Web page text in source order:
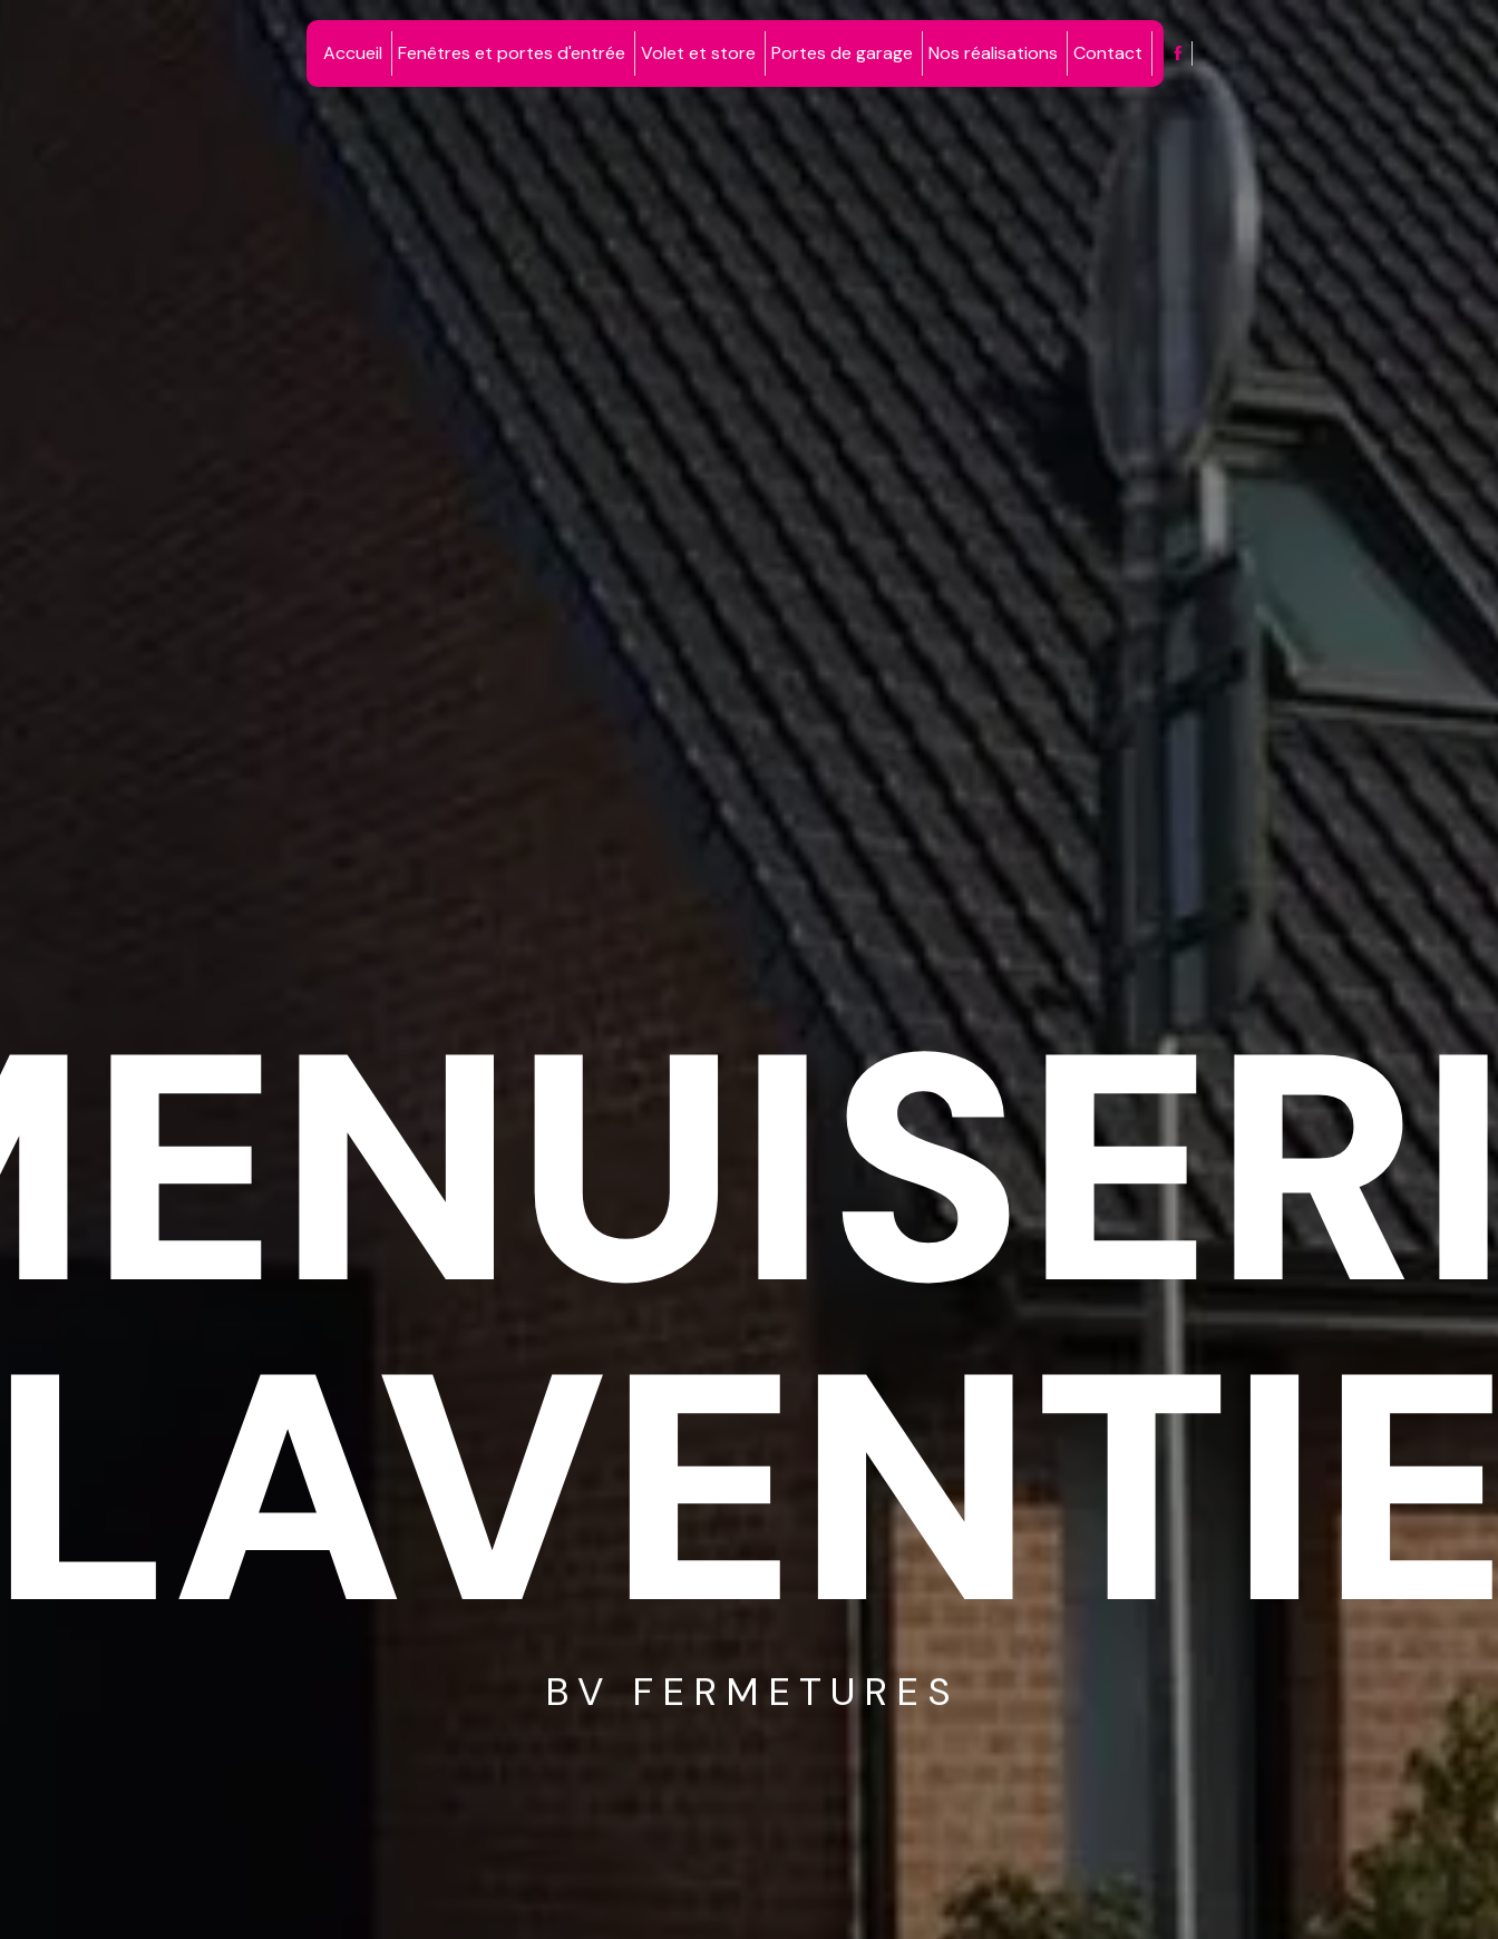
Accueil Fenêtres et portes d'entrée Volet et store Portes de garage Nos réalisations Contact
BV FERMETURES